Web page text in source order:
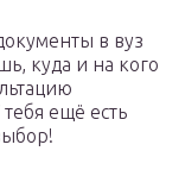
в вуз
куда и на кого
ещё есть